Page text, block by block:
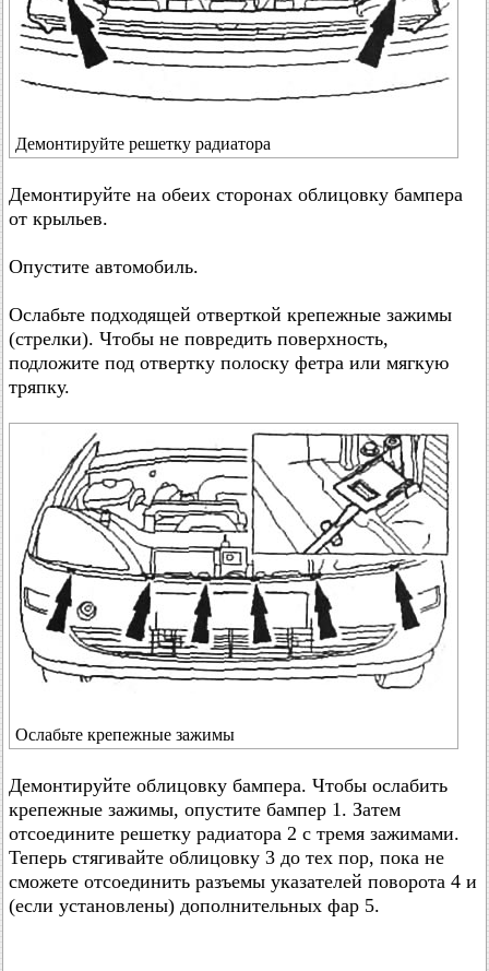
Демонтируйте решетку радиатора
Демонтируйте на обеих сторонах облицовку бампера
от крыльев.
Опустите автомобиль.
Ослабьте подходящей отверткой крепежные зажимы
(стрелки). Чтобы не повредить поверхность,
подложите под отвертку полоску фетра или мягкую
тряпку.
Ослабьте крепежные зажимы
Демонтируйте облицовку бампера. Чтобы ослабить
крепежные зажимы, опустите бампер 1. Затем
отсоедините решетку радиатора 2 с тремя зажимами.
Теперь стягивайте облицовку 3 до тех пор, пока не
сможете отсоединить разъемы указателей поворота 4 и
(если установлены) дополнительных фар 5.